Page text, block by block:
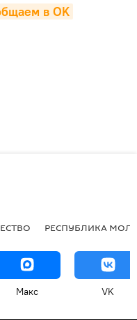
в OK
РЕСПУБЛИКА
Макс VK